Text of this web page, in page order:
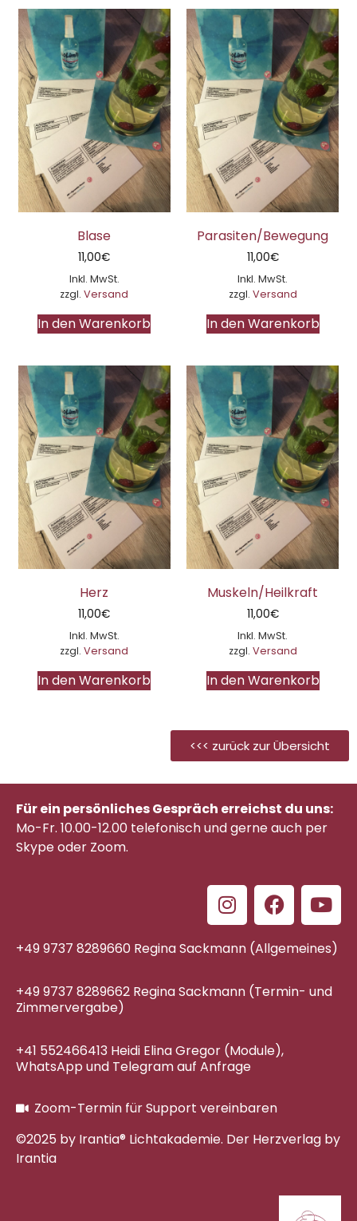
Blase
11,00€
Inkl. MwSt.
zzgl.Versand
In den Warenkorb
Parasiten/Bewegung
11,00€
Inkl. MwSt.
zzgl. Versand
In den Warenkorb
Herz
11,00€
Inkl. MwSt.
zzgl.Versand
In den Warenkorb
Muskeln/Heilkraft
11,00€
Inkl. MwSt.
zzgl. Versand
In den Warenkorb
<<< zurück zur Übersicht
Für ein persönliches Gespräch erreichst du uns:
Mo-Fr. 10.00-12.00 telefonischund gerne auch per
Skype oder Zoom.
+49 9737 8289660 Regina Sackmann (Allgemeines)
+49 9737 8289662 Regina Sackmann (Termin- und
Zimmervergabe)
+41 552466413 Heidi Elina Gregor (Module),
WhatsApp und Telegram auf Anfrage
Zoom-Termin für Support vereinbaren
©2025 by Irantia® Lichtakademie. Der Herzverlag by
Irantia